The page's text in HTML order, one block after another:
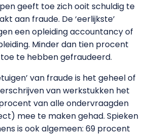
geeft toe zich ooit schuldig te
aan fraude. De ‘eerlijkste’
een opleiding accountancy of
Minder dan tien procent
te hebben gefraudeerd.
van fraude is het geheel of
van werkstukken het
van alle ondervraagden
mee te maken gehad. Spieken
is ook algemeen: 69 procent